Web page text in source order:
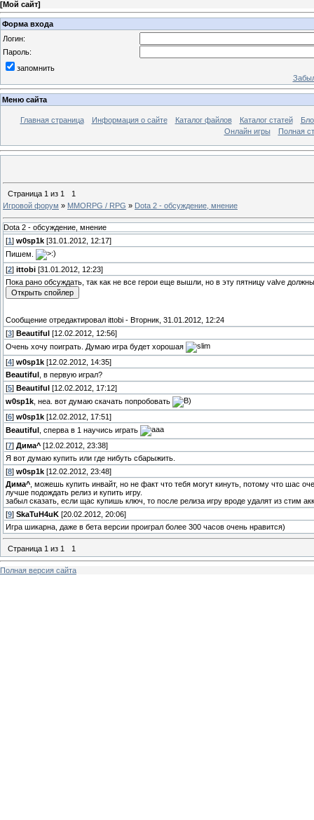
[Мой сайт]
Форма входа
Логин:
Пароль:
запомнить
Меню сайта
Главная страница Информация о сайте Каталог файлов Каталог статей
Онлайн игры
Полная
Страница 1 из 1
1
Игровой форум » MMORPG / RPG » Dota 2 - обсуждение, мнение
Dota 2 - обсуждение, мнение
[1 ] w0sp1k [31.01.2012, 12:17]
Пишем.
[2] ittobi [31.01.2012, 12:23]
Пока рано обсуждать, так как не все герои еще вышли, но в эту пятницу valve
Сообщение отредактировал ittobi - Вторник, 31.01.2012, 12:24
[3] Beautiful
[12.02.2012, 12:56]
Очень хочу поиграть. Думаю игра будет хорошая
[4] w0sp1k [12.02.2012, 14:35]
Beautiful
, в первую играл?
[5] Beautiful
[12.02.2012, 17:12]
w0sp1k , неа. вот думаю скачать попробовать
[6] w0sp1k [12.02.2012, 17:51]
Beautiful , сперва в 1 научись играть
[7] Дима^ [12.02.2012, 23:38]
Я вот думаю купить или где нибуть сбарыжить.
[8] w0sp1k [12.02.2012, 23:48]
Дима^ , можешь купить инвайт, но не факт что тебя могут кинуть, потому что шас
лучше подождать релиз и купить игру.
забыл сказать, если щас купишь ключ, то после релиза игру вроде удалят из стим
[9] SkaTuH4uK [20.02.2012, 20:06]
Игра шикарна, даже в бета версии проиграл более 300 часов очень нравится)
Страница 1 из 1 1
Полная версия сайта